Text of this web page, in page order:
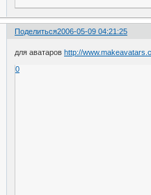
Поделиться2006-05-09 04:21:25
для аватаровhttp://
0